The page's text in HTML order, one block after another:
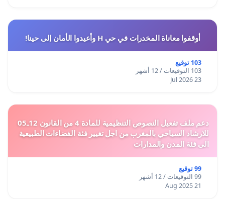
أوقفوا معاناة المخدرات في حي H وأعيدوا الأمان إلى حينا!
103 توقيع
103 التوقيعات / 12 أشهر
23 Jul 2026
دعم ملف تفعيل النصوص التنظيمية للمادة 4 من القانون 12ـ05
للارشاد السياحي بالمغرب من اجل تغيير فئة الفضاءات الطبيعية
الى فئة المدن والمدارات
99 توقيع
99 التوقيعات / 12 أشهر
21 Aug 2025